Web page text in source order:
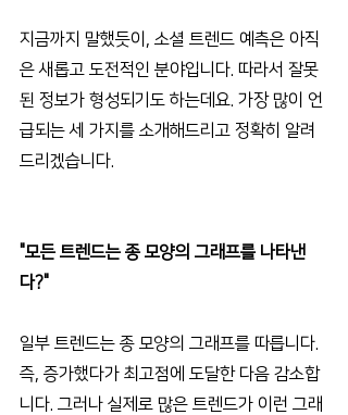
지금까지 말했듯이, 소셜 트렌드 예측은 아직
은 새롭고 도전적인 분야입니다. 따라서 잘못
된 정보가 형성되기도 하는데요. 가장 많이 언
급되는 세 가지를 소개해드리고 정확히 알려
드리겠습니다.
"모든 트렌드는 종 모양의 그래프를 나타낸
다?"
일부 트렌드는 종 모양의 그래프를 따릅니다.
즉, 증가했다가 최고점에 도달한 다음 감소합
니다. 그러나 실제로 많은 트렌드가 이런 그래